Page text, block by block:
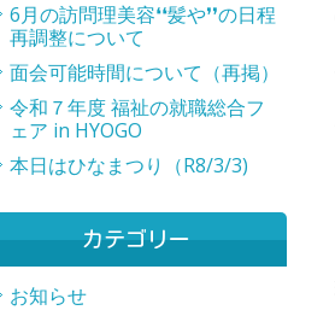
6月の訪問理美容❛❛髪や❜❜の日程
再調整について
面会可能時間について（再掲）
令和７年度 福祉の就職総合フ
ェア in HYOGO
本日はひなまつり（R8/3/3)
カテゴリー
お知らせ